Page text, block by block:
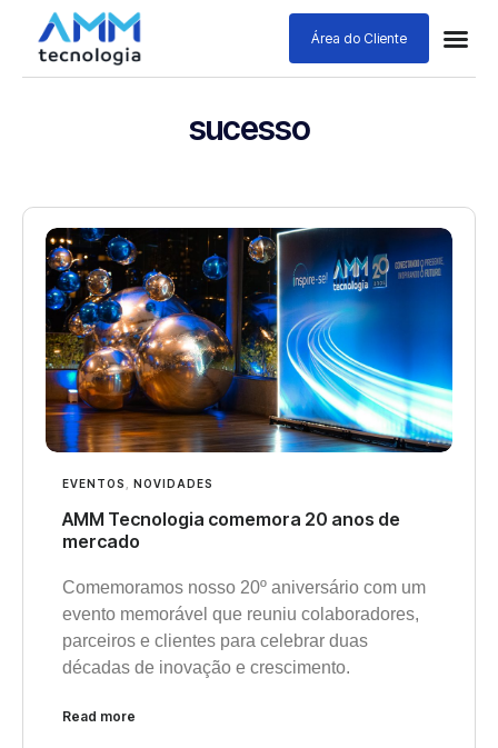
Área do Cliente
sucesso
EVENTOS NOVIDADES
AMM Tecnologia comemora 20 anos de
mercado
Comemoramos nosso 20º aniversário com um
evento memorável que reuniu colaboradores,
parceiros e clientes para celebrar duas
décadas de inovação e crescimento.
Read more